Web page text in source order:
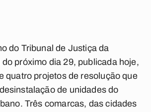
do Tribunal de Justiça da
próximo dia 29, publicada hoje,
quatro projetos de resolução que
de unidades do
Três comarcas, das cidades